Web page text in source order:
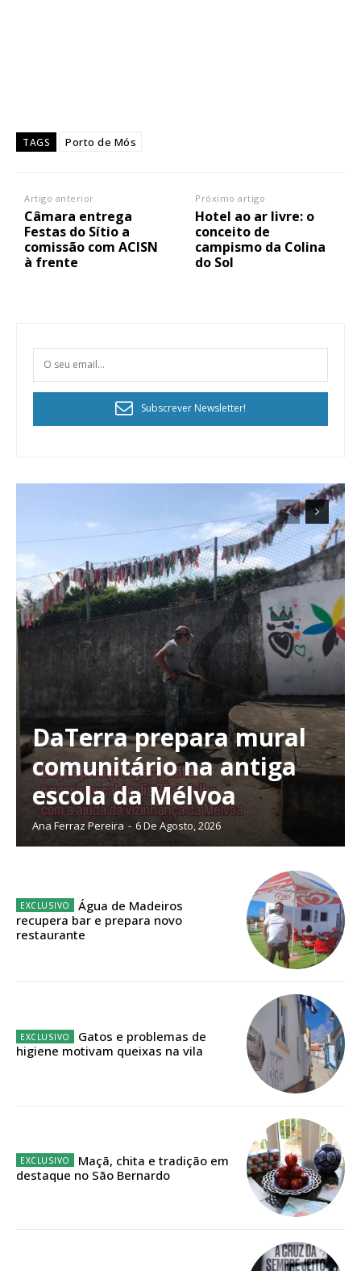
Planos de Assinatura
Faça-se assinante do Região de Cister e ajude-nos a manter este serviço
Escolha o plano de assinatura desejado:
32€
Edição em papel entregue à Quinta-feira em sua
TAGS Porto de Mós
Artigo anterior
Câmara entrega
Festas do Sítio a
comissão com ACISN
à frente
Próximo artigo
Hotel ao ar livre: o
conceito de
campismo da Colina
do Sol
Subscrever Newsletter!
DaTerra prepara mural
comunitário na antiga
escola da Mélvoa
Ana Ferraz Pereira - 6 De Agosto, 2026
Água de Madeiros
recupera bar e prepara novo
restaurante
Gatos e problemas de
higiene motivam queixas na vila
Maçã, chita e tradição em
destaque no São Bernardo